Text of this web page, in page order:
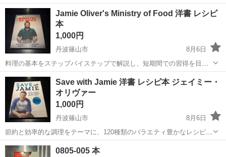
Jamie Oliver's Ministry of Food 洋書 レシピ
本
1,000円
丹波篠山市
8月6日
料理の基本をステップバイステップで解説し、短期間での習得を目指
すジェイミー・オリヴァーの実用的な料理本です。 - 著者: Jamie
Oliver - タイトル: Jamie's Ministry of Food - 言語...
兵庫 丹波篠山市 レシピ
Save with Jamie 洋書 レシピ本 ジェイミー・
オリヴァー
1,000円
丹波篠山市
8月6日
節約と効率的な調理をテーマに、120種類のバラエティ豊かなレシピを
収録したジェイミー・オリヴァーによる実用的な料理本です。 - 著者:
Jamie Oliver - タイトル: Save with Jamie - 言語: ...
兵庫 丹波篠山市 参考書
0805-005 本